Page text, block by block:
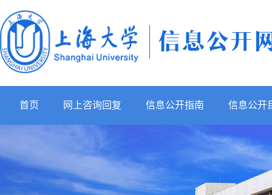
首页 网上咨询回复 信息公开指南 信息公开